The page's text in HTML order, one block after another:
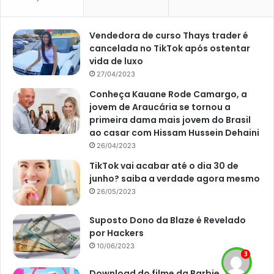
OPortal Atualizei
vem sempre acompanhando os
principais sorteios das loterias da Caixa Econômica
Federal.
Como jogar na Lotofácil
Primeiramente, vale lembrar que a Lotofácil conta com
sorteios diários, menos aos feriados e aos domingos.
Então, já nesta terça-feira (31), haverá um sorteio a partir
das 20h, no Espaço da Sorte, em São Paulo.
Para jogar, o apostador pode ir pessoalmente a uma casa
lotérica, que funciona até às 19h. No entanto, também
pode jogar online, através dos canais eletrônicos da Caixa,
onde tem que fazer o mínimo de R$ 30 em apostas.
Vendedora de curso Thays trader é
cancelada no TikTok após ostentar
vida de luxo
27/04/2023
Conheça Kauane Rode Camargo, a
jovem de Araucária se tornou a
primeira dama mais jovem do Brasil
ao casar com Hissam Hussein Dehaini
26/04/2023
TikTok vai acabar até o dia 30 de
junho? saiba a verdade agora mesmo
26/05/2023
Suposto Dono da Blaze é Revelado
por Hackers
10/06/2023